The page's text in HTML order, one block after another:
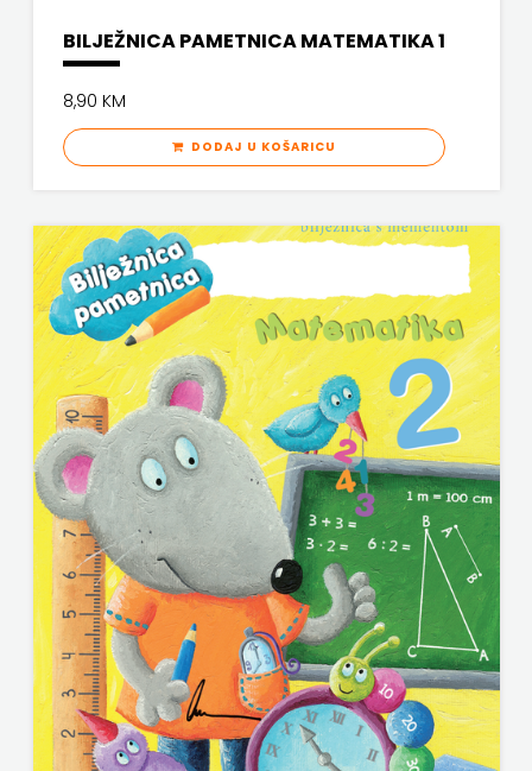
SALESIANA
SANDORF
Scriptura
j.d.o.o.
SONJA
ŠKOBIĆ
STEP
BY
STEP
STILUS
SYNOPSIS
ŠARENI
DUĆAN
ŠKOLSKA
BILJEŽNICA PAMETNICA MATEMATIKA 1
8,90 KM
DODAJ U KOŠARICU